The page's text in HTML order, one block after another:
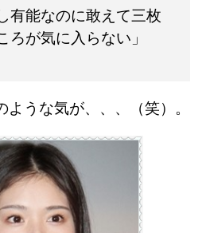
有能なのに敢えて三枚
ろが気に入らない」
ような気が、、、（笑）。